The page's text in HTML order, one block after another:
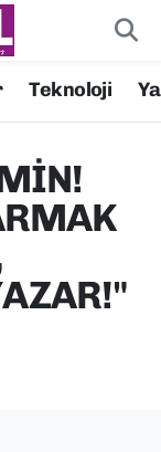
Teknoloji